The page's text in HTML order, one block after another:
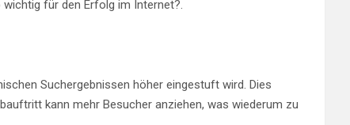
für den Erfolg im Internet?.
Suchergebnissen höher eingestuft wird. Dies
kann mehr Besucher anziehen, was wiederum zu